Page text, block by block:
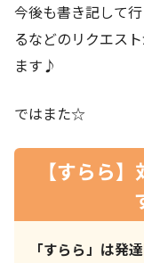
今後も書き記して
るなどのリクエス
ます♪
ではまた☆
【すらら
「すらら」は発